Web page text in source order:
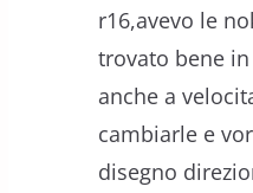
r16,avevo le
trovato bene
anche a
cambiarle e
disegno